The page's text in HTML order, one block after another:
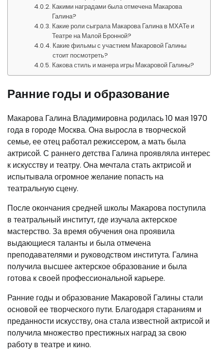
Какими наградами была отмечена Макарова
Галина?
Какие роли сыграла Макарова Галина в МХАТе и
Театре на Малой Бронной?
Какие фильмы с участием Макаровой Галины
стоит посмотреть?
Какова стиль и манера игры Макаровой Галины?
Ранние годы и образование
Макарова Галина Владимировна родилась 10 мая 1970
года в городе Москва. Она выросла в творческой
семье, ее отец работал режиссером, а мать была
актрисой. С раннего детства Галина проявляла интерес
к искусству и театру. Она мечтала стать актрисой и
испытывала огромное желание попасть на
театральную сцену.
После окончания средней школы Макарова поступила
в театральный институт, где изучала актерское
мастерство. За время обучения она проявила
выдающиеся таланты и была отмечена
преподавателями и руководством института. Галина
получила высшее актерское образование и была
готова к своей профессиональной карьере.
Ранние годы и образование Макаровой Галины стали
основой ее творческого пути. Благодаря стараниям и
преданности искусству, она стала известной актрисой и
получила множество престижных наград за свою
работу в театре и кино.